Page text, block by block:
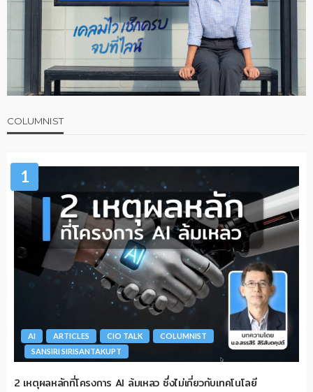
COLUMNIST
1
AI ARTICLES CIO TALK
COLUMNIST
SANSIRI SIRISANTAKUPT
2 เหตุผลหลักที่โครงการ AI ล้มเหลว ซึ่งไม่เกี่ยวกับเทคโนโลยี